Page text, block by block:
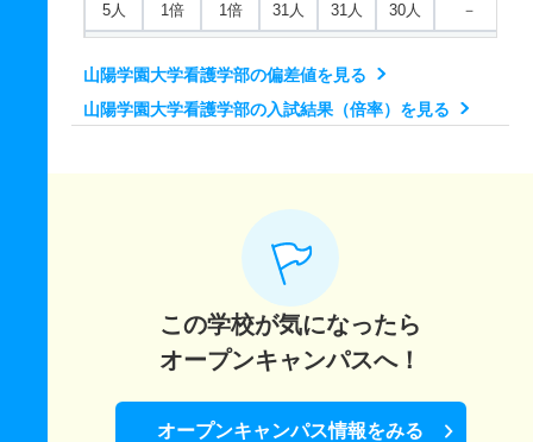
5人 1倍 1倍 31人 31人 30人 －
山陽学園大学看護学部の偏差値を見る
山陽学園大学看護学部の入試結果（倍率）を見る
この学校が気になったら
オープンキャンパスへ！
オープンキャンパス情報をみる